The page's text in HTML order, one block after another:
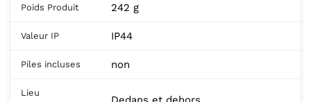
Poids Produit 242 g
Valeur IP IP44
Piles incluses non
Lieu